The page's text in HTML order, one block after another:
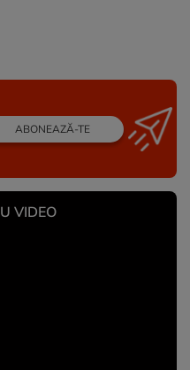
ABONEAZĂ-TE
VIDEO